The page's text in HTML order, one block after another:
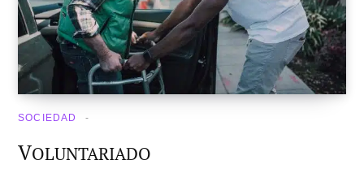
SOCIEDAD
VOLUNTARIADO